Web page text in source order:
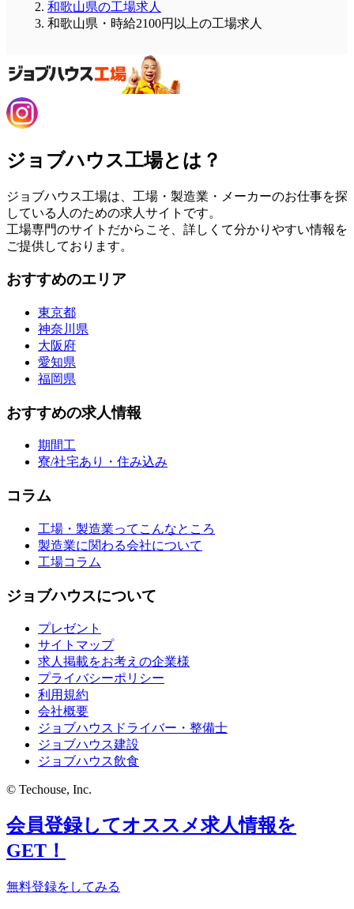
和歌山県の工場求人
和歌山県・時給2100円以上の工場求人
ジョブハウス工場とは？
ジョブハウス工場は、工場・製造業・メーカーのお仕事を探
している人のための求人サイトです。
工場専門のサイトだからこそ、詳しくて分かりやすい情報を
ご提供しております。
おすすめのエリア
東京都
神奈川県
大阪府
愛知県
福岡県
おすすめの求人情報
期間工
寮/社宅あり・住み込み
コラム
工場・製造業ってこんなところ
製造業に関わる会社について
工場コラム
ジョブハウスについて
プレゼント
サイトマップ
求人掲載をお考えの企業様
プライバシーポリシー
利用規約
会社概要
ジョブハウスドライバー・整備士
ジョブハウス建設
ジョブハウス飲食
© Techouse, Inc.
会員登録してオススメ求人情報を
GET！
無料登録をしてみる